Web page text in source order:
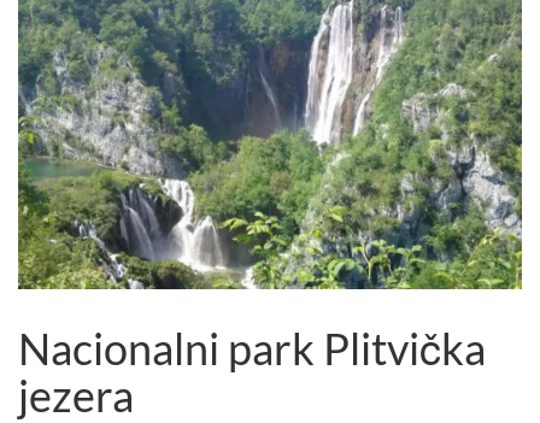
Nacionalni park Plitvička
jezera